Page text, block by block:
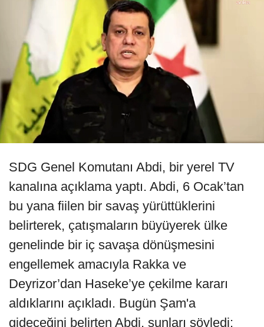
SDG Genel Komutanı Abdi, bir yerel TV
kanalına açıklama yaptı. Abdi, 6 Ocak’tan
bu yana fiilen bir savaş yürüttüklerini
belirterek, çatışmaların büyüyerek ülke
genelinde bir iç savaşa dönüşmesini
engellemek amacıyla Rakka ve
Deyrizor’dan Haseke’ye çekilme kararı
aldıklarını açıkladı. Bugün Şam'a
gideceğini belirten Abdi, şunları söyledi: